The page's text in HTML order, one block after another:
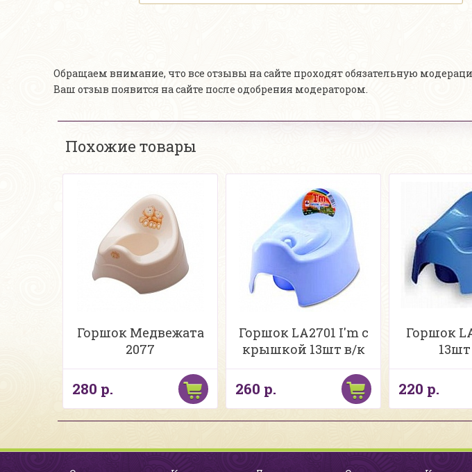
Обращаем внимание, что все отзывы на сайте проходят обязательную
Ваш отзыв появится на сайте после одобрения модератором.
Похожие товары
Горшок Медвежата
2077
280 р.
Горшок LA2701 I'm с
крышкой 13шт в/к
260 р.
Горшок
220 р.